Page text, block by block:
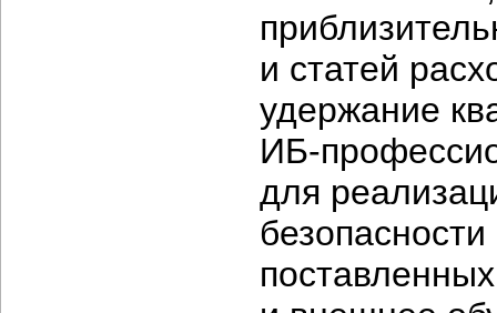
и статей
удержание
ИБ-
для